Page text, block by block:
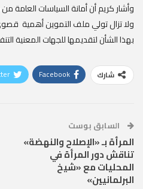
وأشار كريم أن أمانة السياسات العامة
ولا تزال تولي ملف التموين أهمية
بهذا الشأن لتقديمها للجهات المعنية
شارك Facebook
السابق بوست
المرأة بـ «الإصلاح والنهضة»
تناقش دور المرأة في
المحليات مع «شيخ
البرلمانيين»